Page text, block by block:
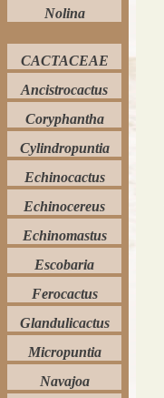
Nolina
CACTACEAE
Ancistrocactus
Coryphantha
Cylindropuntia
Echinocactus
Echinocereus
Echinomastus
Escobaria
Ferocactus
Glandulicactus
Micropuntia
Navajoa